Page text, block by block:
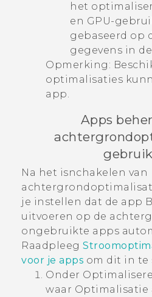
het
en GPU-
gebaseerd op
gegevens in
Opmerking:
optimalisaties
app.
Apps
Na het isnchakelen van
je instellen dat de app
uitvoeren op de
ongebruikte apps
Raadpleeg
voor je apps om dit in te
Onder
waar Optimalisatie